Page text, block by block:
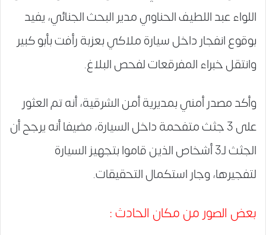
اللواء عبد اللطيف الحناوي مدير البحث الجنائي، يفيد
بوقوع انفجار داخل سيارة ملاكي بعزبة رأفت بأبو كبير
وانتقل خبراء المفرقعات لفحص البلاغ.
وأكد مصدر أمني بمديرية أمن الشرقية، أنه تم العثور
على 3 جثث متفحمة داخل السيارة، مضيفا أنه يرجح أن
الجثث لـ3 أشخاص الذين قاموا بتجهيز السيارة
لتفجيرها، وجار استكمال التحقيقات.
بعض الصور من مكان الحادث :